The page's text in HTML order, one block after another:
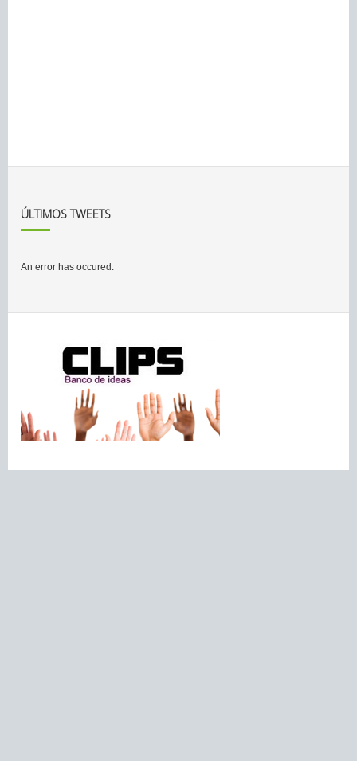
ÚLTIMOS TWEETS
An error has occured.